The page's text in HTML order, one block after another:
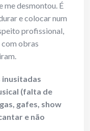
me desmontou. É
e colocar num
profissional,
obras
inusitadas
(falta de
gafes, show
e não